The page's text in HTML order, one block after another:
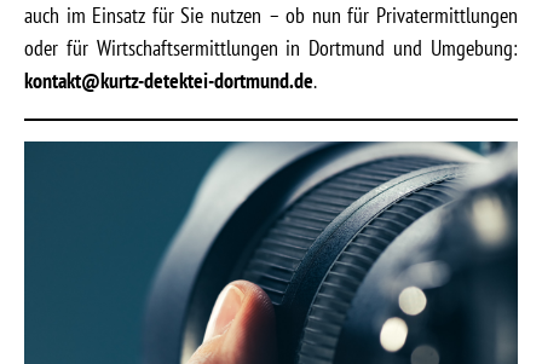
auch im Einsatz für Sie nutzen – ob nun für Privatermittlungen
oder für Wirtschaftsermittlungen in Dortmund und Umgebung:
kontakt@kurtz-detektei-dortmund.de.